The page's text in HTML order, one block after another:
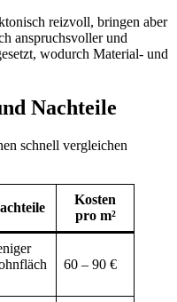
reizvoll, bringen aber
anspruchsvoller und
wodurch Material- und
Nachteile
schnell vergleichen
Kosten
pro m²
60 – 90 €